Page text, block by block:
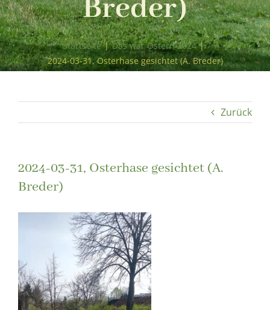
Breder)
Startseite | Das war Ostern 2024 |
2024-03-31, Osterhase gesichtet (A. Breder)
Zurück
2024-03-31, Osterhase gesichtet (A.
Breder)